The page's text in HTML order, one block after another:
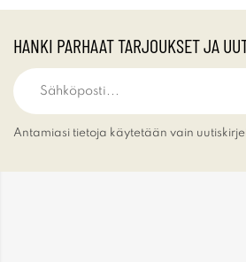
HANKI PARHAAT TARJOUKSET JA
Antamiasi tietoja käytetään vain